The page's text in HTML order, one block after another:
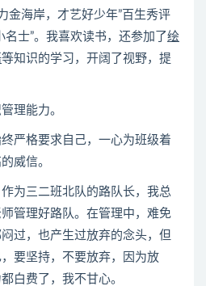
金海岸，才艺好少年”百生秀评
士”。我喜欢读书，还参加了 绘
等知识的学习，开阔了视野，提
理能力。
格要求自己，一心为班级着
威信。
三二班北队的路队长，我总
管理好路队。在管理中，难免
过，也产生过放弃的念头，但
要坚持，不要放弃，因为放
白费了，我不甘心。